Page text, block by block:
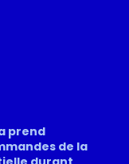
prend
de la